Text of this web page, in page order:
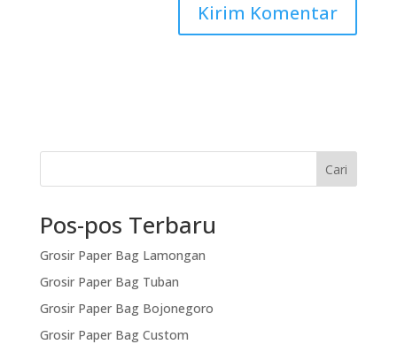
Cari
Pos-pos Terbaru
Grosir Paper Bag Lamongan
Grosir Paper Bag Tuban
Grosir Paper Bag Bojonegoro
Grosir Paper Bag Custom